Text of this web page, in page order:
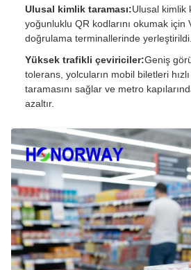
Ulusal kimlik taraması:Ulusal kimlik
yoğunluklu QR kodlarını okumak için
doğrulama terminallerinde yerleştirildi.
Yüksek trafikli çeviriciler:Geniş
tolerans, yolcuların mobil biletleri
taramasını sağlar ve metro
azaltır.